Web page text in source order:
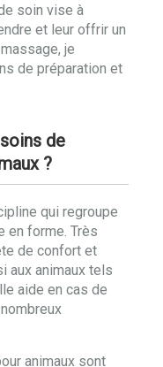
soin vise à
et leur offrir un
je
de préparation et
de
?
qui regroupe
en forme. Très
de confort et
aux animaux tels
aide en cas de
animaux sont